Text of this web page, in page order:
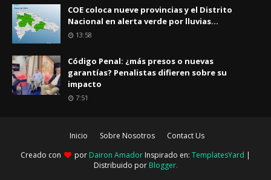
COE coloca nueve provincias y el Distrito
Nacional en alerta verde por lluvias...
13:58
Código Penal: ¿más presos o nuevas
garantías? Penalistas difieren sobre su
impacto
7:51
Inicio Sobre Nosotros
Contact Us
Creado con
por Dairon Amador Inspirado en: TemplatesYard |
Distribuido por Blogger.